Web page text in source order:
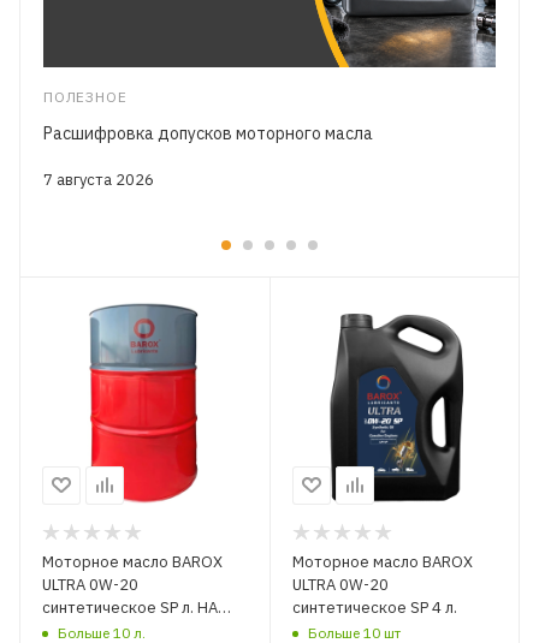
ПОЛЕЗНОЕ
7 августа 2026
Расшифровка допусков моторного масла
Моторное масло BAROX
ULTRA 0W-20
синтетическое SP л. НА
РАЗЛИВ
Больше 10 л.
Моторное масло BAROX
ULTRA 0W-20
синтетическое SP 4 л.
Больше 10 шт